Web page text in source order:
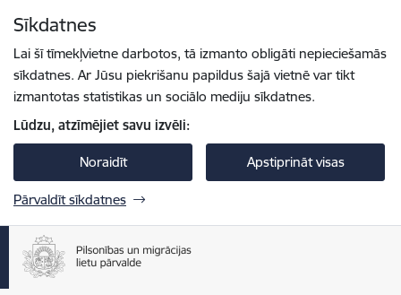
Sīkdatnes
Lai šī tīmekļvietne darbotos, tā izmanto obligāti nepieciešamās
sīkdatnes. Ar Jūsu piekrišanu papildus šajā vietnē var tikt
izmantotas statistikas un sociālo mediju sīkdatnes.
Lūdzu, atzīmējiet savu izvēli:
Noraidīt Apstiprināt visas
Pārvaldīt sīkdatnes